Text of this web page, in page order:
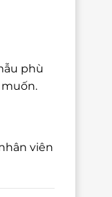
phù
viên